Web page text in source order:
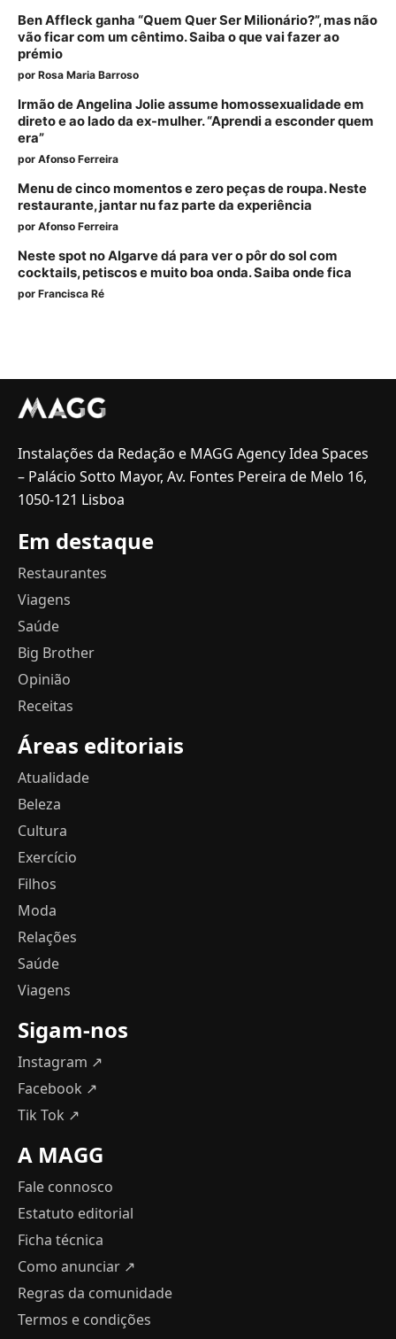
Ben Affleck ganha “Quem Quer Ser Milionário?”, mas não
vão ficar com um cêntimo. Saiba o que vai fazer ao
prémio
por Rosa Maria Barroso
Irmão de Angelina Jolie assume homossexualidade em
direto e ao lado da ex-mulher. “Aprendi a esconder quem
era”
por Afonso Ferreira
Menu de cinco momentos e zero peças de roupa. Neste
restaurante, jantar nu faz parte da experiência
por Afonso Ferreira
Neste spot no Algarve dá para ver o pôr do sol com
cocktails, petiscos e muito boa onda. Saiba onde fica
por Francisca Ré
Instalações da Redação e MAGG Agency Idea Spaces
– Palácio Sotto Mayor, Av. Fontes Pereira de Melo 16,
1050-121 Lisboa
Em destaque
Restaurantes
Viagens
Saúde
Big Brother
Opinião
Receitas
Áreas editoriais
Atualidade
Beleza
Cultura
Exercício
Filhos
Moda
Relações
Saúde
Viagens
Sigam-nos
Instagram ↗
Facebook ↗
Tik Tok ↗
A MAGG
Fale connosco
Estatuto editorial
Ficha técnica
Como anunciar ↗
Regras da comunidade
Termos e condições